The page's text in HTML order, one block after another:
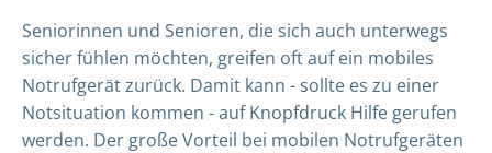
Seniorinnen und Senioren, die sich auch unterwegs
sicher fühlen möchten, greifen oft auf ein mobiles
Notrufgerät zurück. Damit kann - sollte es zu einer
Notsituation kommen - auf Knopfdruck Hilfe gerufen
werden. Der große Vorteil bei mobilen Notrufgeräten